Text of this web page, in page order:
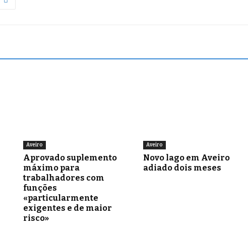
Aveiro
Aprovado suplemento
máximo para
trabalhadores com
funções
«particularmente
exigentes e de maior
risco»
Aveiro
Novo lago em Aveiro
adiado dois meses